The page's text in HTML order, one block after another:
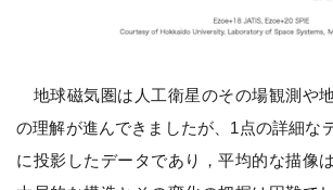
地球磁気圏は人工衛星のその場観測や
の理解が進んできましたが、1点の詳細な
に投影したデータであり，平均的な描像